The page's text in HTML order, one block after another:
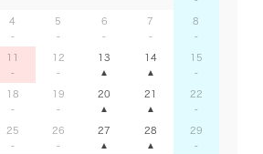
4 5 6 7 8
11 12 13 14 15
18 19 20 21 22
25 26 27 28 29